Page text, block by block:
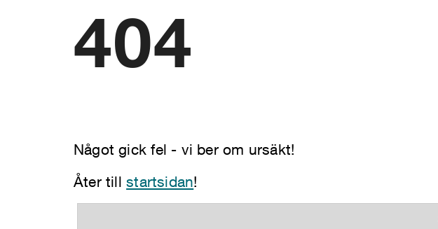
404
Något gick fel - vi ber om ursäkt!
Åter tillstartsidan!